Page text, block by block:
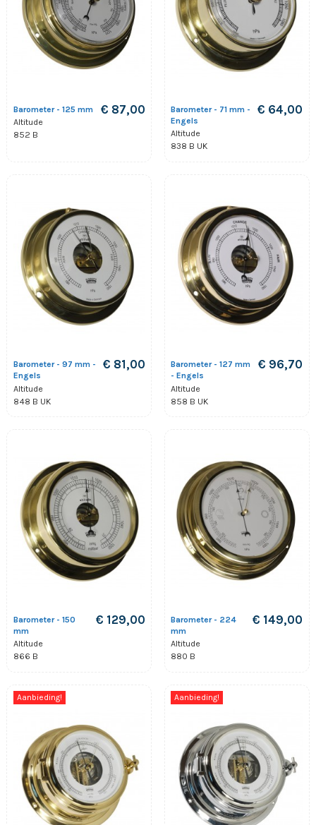
Barometer - 125 mm
Altitude
852 B
€ 87,00
Barometer - 71 mm -
Engels
Altitude
838 B UK
€ 64,00
Barometer - 97 mm -
Engels
Altitude
848 B UK
€ 81,00
Barometer - 127 mm
- Engels
Altitude
858 B UK
€ 96,70
Barometer - 150
mm
Altitude
866 B
€ 129,00
Barometer - 224
mm
Altitude
880 B
€ 149,00
Aanbieding! Aanbieding!